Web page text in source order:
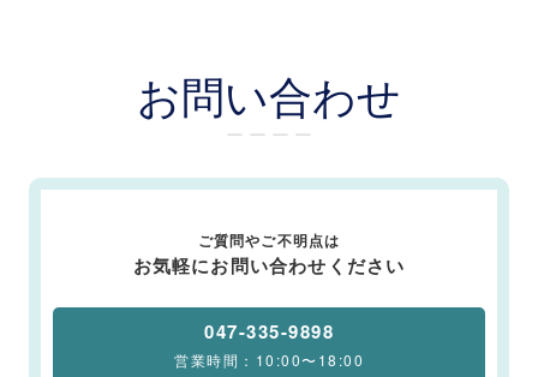
お問い合わせ
ー ー ー ー
ご質問やご不明点は
お気軽にお問い合わせください
047-335-9898
営業時間：10:00〜18:00